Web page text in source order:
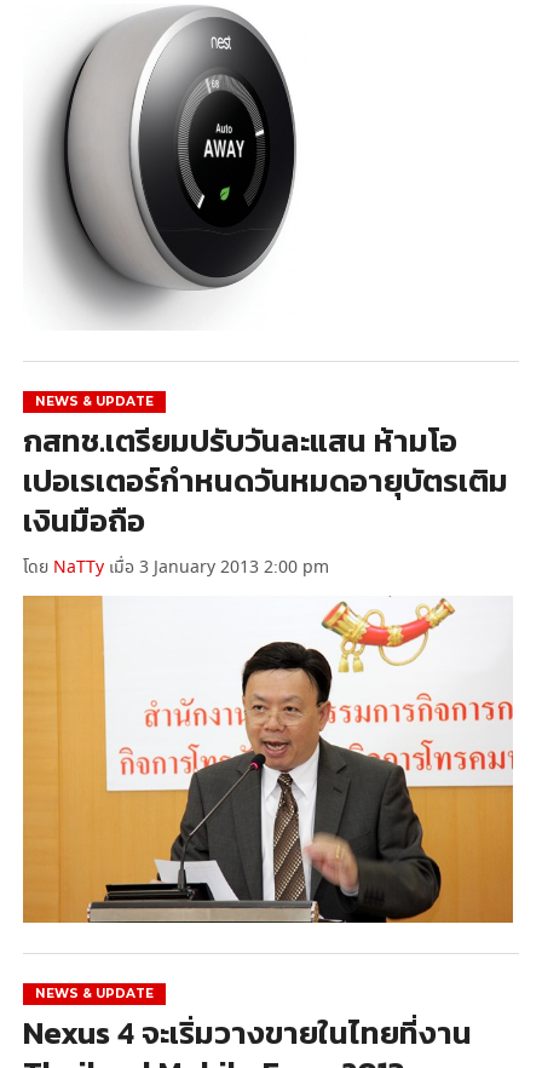
NEWS & UPDATE
กสทช.เตรียมปรับวันละแสน ห้ามโอ
เปอเรเตอร์กำหนดวันหมดอายุบัตรเติม
เงินมือถือ
โดย NaTTyเมื่อ 3 January 2013 2:00 pm
NEWS & UPDATE
Nexus 4 จะเริ่มวางขายในไทยที่งาน